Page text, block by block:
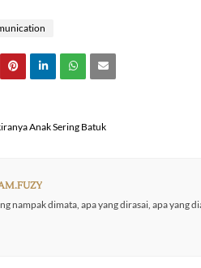
Anak Sering Batuk
nampak dimata, apa yang dirasai, apa yang